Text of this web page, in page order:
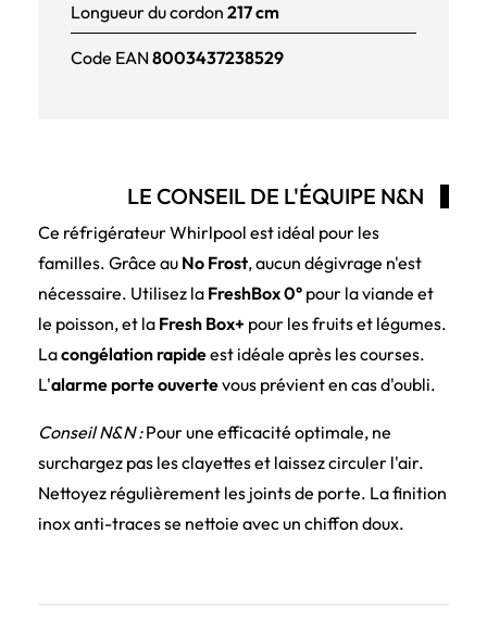
Longueur du cordon 217 cm
Code EAN 8003437238529
LE CONSEIL DE L'ÉQUIPE N&N
Ce réfrigérateur Whirlpool est idéal pour les
familles. Grâce au No Frost, aucun dégivrage n'est
nécessaire. Utilisez la FreshBox 0° pour la viande et
le poisson, et la Fresh Box+ pour les fruits et légumes.
Lacongélation rapideest idéale après les courses.
L'alarme porte ouvertevous prévient en cas d'oubli.
Conseil N&N :Pour une efficacité optimale, ne
surchargez pas les clayettes et laissez circuler l'air.
Nettoyez régulièrement les joints de porte. La finition
inox anti-traces se nettoie avec un chiffon doux.